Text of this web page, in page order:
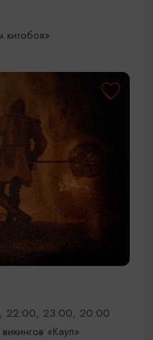
22:00, 23:00, 20:00
«Кауп»